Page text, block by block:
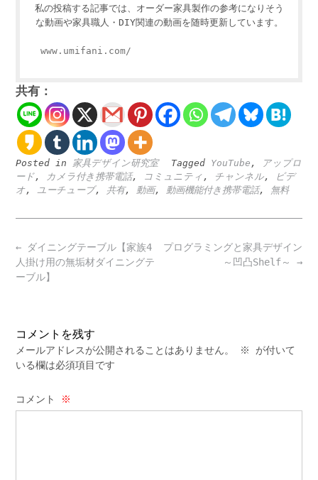
私の投稿する記事では、オーダー家具製作の参考になりそう
な動画や家具職人・DIY関連の動画を随時更新しています。
www.umifani.com/
共有：
Posted in 家具デザイン研究室 Tagged YouTube ,
アップロ
ード, カメラ付き携帯電話, コミュニティ , チャンネル,
ビデ
オ, ユーチューブ, 共有, 動画, 動画機能付き携帯電話, 無料
Post
navigation
プログラミングと家具デザイン
～凹凸Shelf～ →
← ダイニングテーブル【家族4
人掛け用の無垢材ダイニングテ
ーブル】
コメントを残す
メールアドレスが公開されることはありません。 ※
が付いて
いる欄は必須項目です
コメント ※